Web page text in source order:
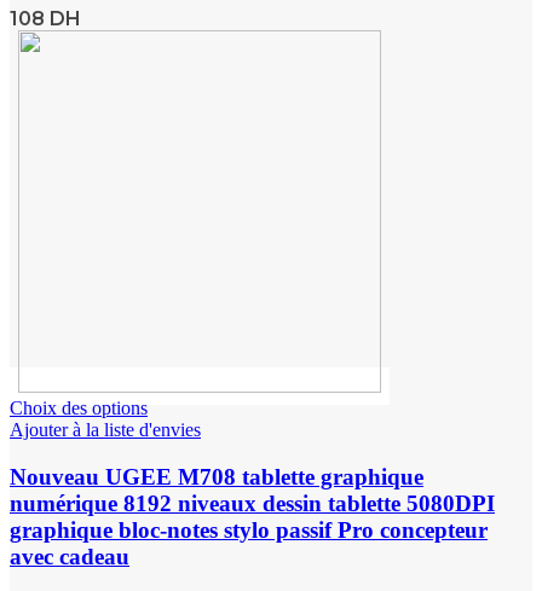
108 DH
Choix des options
Ajouter à la liste d'envies
Nouveau UGEE M708 tablette graphique
numérique 8192 niveaux dessin tablette 5080DPI
graphique bloc-notes stylo passif Pro concepteur
avec cadeau